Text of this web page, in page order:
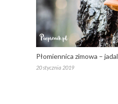
Płomiennica zimowa –
20 stycznia 2019